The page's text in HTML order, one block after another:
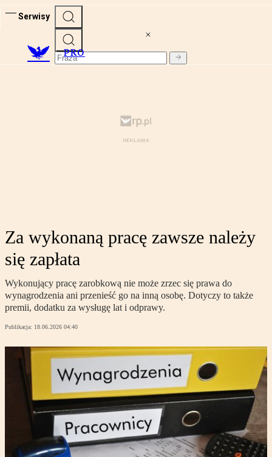
Serwisy
PRO
Za wykonaną pracę zawsze należy
się zapłata
Wykonujący pracę zarobkową nie może zrzec się prawa do
wynagrodzenia ani przenieść go na inną osobę. Dotyczy to także
premii, dodatku za wysługę lat i odprawy.
Publikacja: 18.06.2026 04:40